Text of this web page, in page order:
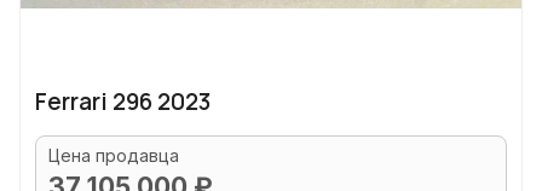
Ferrari 296 2023
Цена продавца